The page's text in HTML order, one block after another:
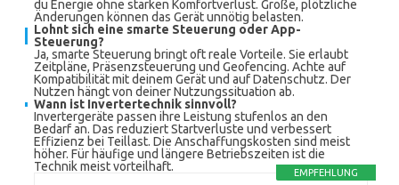
du Energie ohne starken Komfortverlust. Große, plötzliche
Änderungen können das Gerät unnötig belasten.
Lohnt sich eine smarte Steuerung oder App-
Steuerung?
Ja, smarte Steuerung bringt oft reale Vorteile. Sie erlaubt
Zeitpläne, Präsenzsteuerung und Geofencing. Achte auf
Kompatibilität mit deinem Gerät und auf Datenschutz. Der
Nutzen hängt von deiner Nutzungssituation ab.
Wann ist Invertertechnik sinnvoll?
Invertergeräte passen ihre Leistung stufenlos an den
Bedarf an. Das reduziert Startverluste und verbessert
Effizienz bei Teillast. Die Anschaffungskosten sind meist
höher. Für häufige und längere Betriebszeiten ist die
Technik meist vorteilhaft.
EMPFEHLUNG